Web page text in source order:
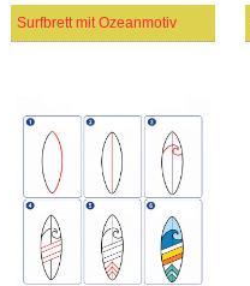
Surfbrett mit Ozeanmotiv